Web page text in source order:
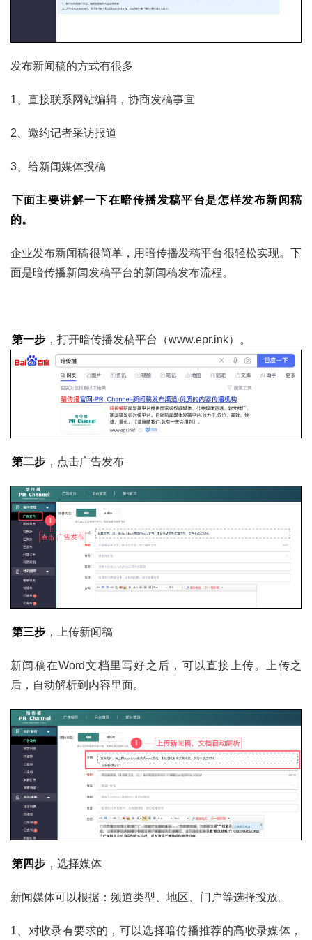
发布新闻稿的方式有很多
1、直接联系网站编辑，协商发稿事宜
2、邀约记者采访报道
3、给新闻媒体投稿
下面主要讲解一下在暗传播发稿平台是怎样发布新闻稿
的。
企业发布新闻稿很简单，用暗传播发稿平台很轻松实现。下
面是暗传播新闻发稿平台的新闻稿发布流程。
第一步 ，打开暗传播发稿平台（www.epr.ink）。
第二步 ，点击广告发布
第三步 ，上传新闻稿
新闻稿在Word文档里写好之后，可以直接上传。上传之
后，自动解析到内容里面。
第四步 ，选择媒体
新闻媒体可以根据：频道类型、地区、门户等选择投放。
1、对收录有要求的，可以选择暗传播推荐的高收录媒体，